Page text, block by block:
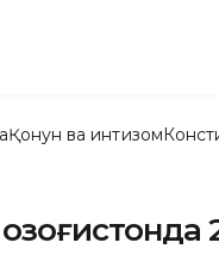
Қонун ва интизом